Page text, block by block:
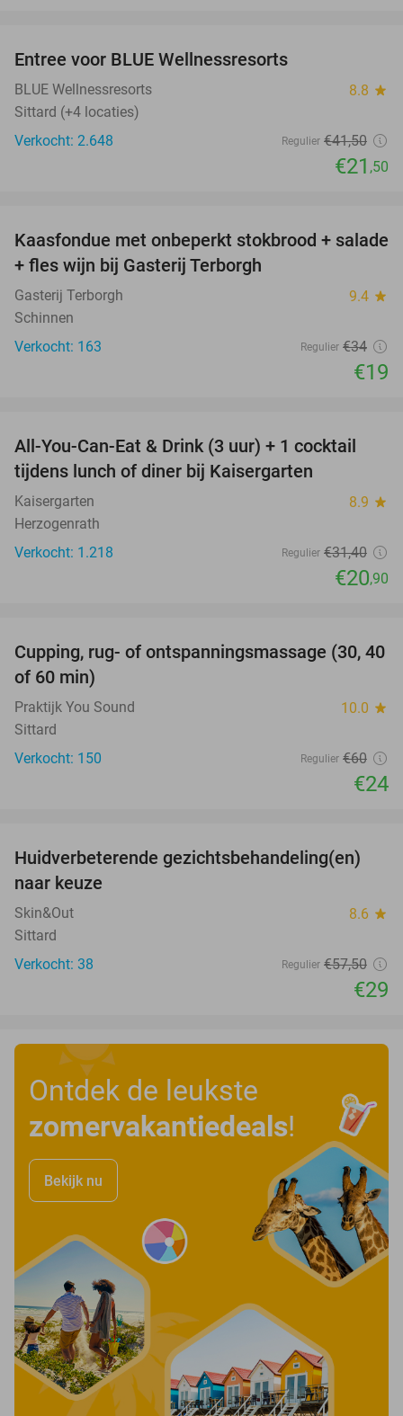
Entree voor BLUE Wellnessresorts
BLUE Wellnessresorts 8.8 star
Sittard (+4 locaties)
Verkocht: 2.648
Regulier €41,50
€21 ,50
44%
Kaasfondue met onbeperkt stokbrood + salade
+ fles wijn bij Gasterij Terborgh
Gasterij Terborgh 9.4 star
Schinnen
Verkocht: 163
Regulier €34
€19
33%
All-You-Can-Eat & Drink (3 uur) + 1 cocktail
tijdens lunch of diner bij Kaisergarten
Kaisergarten 8.9 star
Herzogenrath
Verkocht: 1.218
Regulier €31,40
€20,90
60%
Cupping, rug- of ontspanningsmassage (30, 40
of 60 min)
Praktijk You Sound 10.0 star
Sittard
Verkocht: 150
Regulier €60
€24
50%
Huidverbeterende gezichtsbehandeling(en)
naar keuze
Skin&Out 8.6 star
Sittard
Verkocht: 38
Regulier €57,50
€29
Ontdek de leukste
zomervakantiedeals!
Bekijk nu